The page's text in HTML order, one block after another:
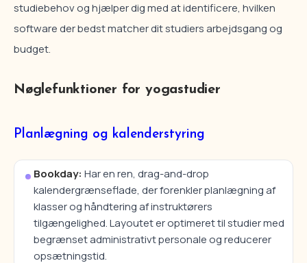
studiebehov og hjælper dig med at identificere, hvilken
software der bedst matcher dit studiers arbejdsgang og
budget.
Nøglefunktioner for yogastudier
Planlægning og kalenderstyring
Bookday: Har en ren, drag-and-drop
kalendergrænseflade, der forenkler planlægning af
klasser og håndtering af instruktørers
tilgængelighed. Layoutet er optimeret til studier med
begrænset administrativt personale og reducerer
opsætningstid.